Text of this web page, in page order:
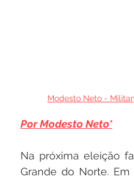
Modesto Neto -
Por Modesto Neto*
Na próxima eleição
Grande do Norte.